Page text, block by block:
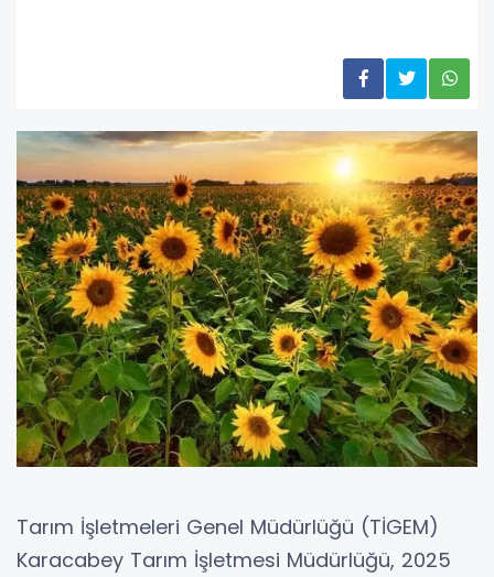
Tarım İşletmeleri Genel Müdürlüğü (TİGEM)
Karacabey Tarım İşletmesi Müdürlüğü, 2025